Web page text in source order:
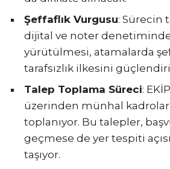
Şeffaflık Vurgusu: Sürecin
dijital ve noter
yürütülmesi, atamalarda
tarafsızlık ilkesini
Talep Toplama Süreci:
üzerinden münhal
toplanıyor. Bu talepler,
geçmese de yer tespiti
taşıyor.